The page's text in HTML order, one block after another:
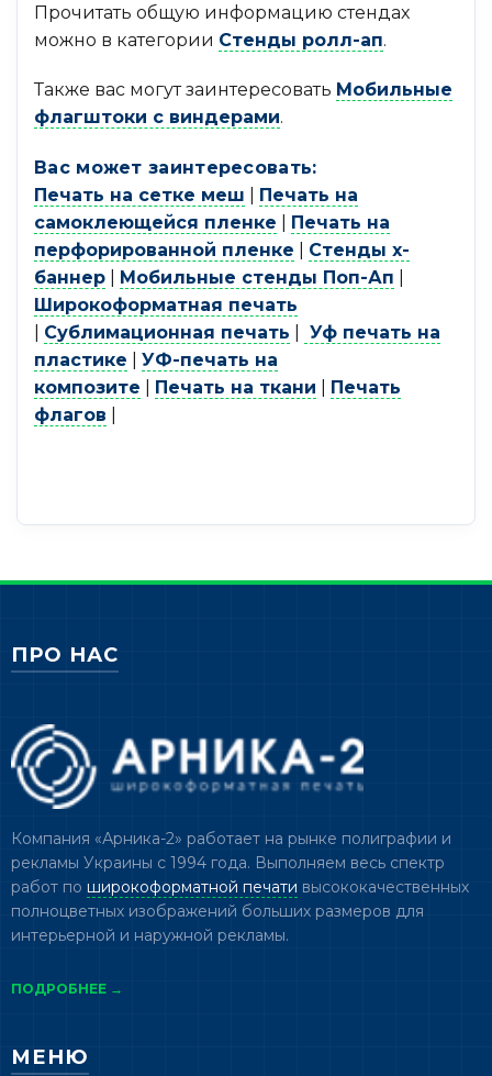
Прочитать общую информацию стендах
можно в категории Стенды ролл-ап.
Также вас могут заинтересовать Мобильные
флагштоки с виндерами.
Вас может заинтересовать:
Печать на сетке меш
Печать на
самоклеющейся пленке
Печать на
перфорированной пленке
Стенды х-
баннер
Мобильные стенды Поп-Ап
Широкоформатная печать
Сублимационная печать
Уф печать на
пластике
УФ-печать на
композите
Печать на ткани
Печать
флагов
ПРО НАС
Компания «Арника-2» работает на рынке полиграфии и
рекламы Украины с 1994 года. Выполняем весь спектр
работ по широкоформатной печати высококачественных
полноцветных изображений больших размеров для
интерьерной и наружной рекламы.
ПОДРОБНЕЕ →
МЕНЮ